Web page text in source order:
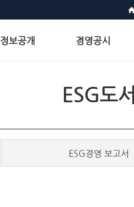
정보공개 경영공시
ESG도서
ESG경영 보고서